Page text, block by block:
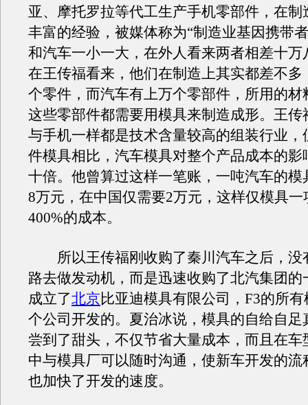
亚、摩托罗拉等代工生产手机零部件，在制
丰富的经验，被媒体称为“制造业基因携带
和汽车一小一大，在外人看来两者相差十万
在王传福看来，他们在制造上其实都差不多
个零件，而汽车有上万个零部件，所用的材
这些零部件都需要用模具来制造成形。王传
与手机一样都是技术含量较高的组装行业，
件模具相比，汽车模具对整个产品成本的影
十倍。他曾算过这样一笔账，一吨汽车的模
8万元，在中国仅需要2万元，这样仅模具一
400%的成本。
所以王传福刚收购了秦川汽车之后，没
路去做发动机，而是迅速收购了北汽集团的
成立了北京比亚迪模具有限公司，F3的所
个公司开发的。夏治冰说，模具的自给自足
尝到了甜头，不仅节省大量成本，而且在车
中与模具厂可以随时沟通，使新车开发的流
也加快了开发的速度。